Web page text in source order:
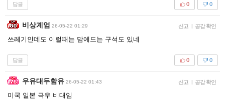
답글 0
0
비상계엄 26-05-22 01:29 신고 | 공감 확인
쓰레기인데도 이럴때는 맘에드는 구석도 있네
답글 0
0
우유대두함유 26-05-22 01:43 신고 | 공감 확인
미국 일본 극우 비대임